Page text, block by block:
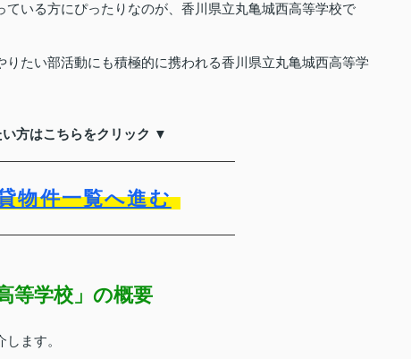
いる方にぴったりなのが、香川県立丸亀城西高等学校で
たい部活動にも積極的に携われる香川県立丸亀城西高等学
方はこちらをクリック ▼
物件一覧へ進む
等学校」の概要
ます。